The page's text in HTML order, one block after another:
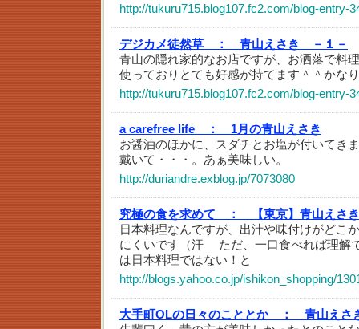
http://tukuru715.blog107.fc2.com/blog-entry-
デジカメ徒然草 ：
青山えさき －１－
青山の隠れ家的なお店ですが、お洒落で料
使っておりとても好感が持てます＾＾かな
http://tukuru715.blog107.fc2.com/blog-entry-
a carefree life ：
1月の青山えさき
お醤油のほかに、スダチとお塩が付いてき
戴いて・・・。あぁ美味しい。
http://duriandre.exblog.jp/7073080
究極の食を求めて ：
【東京】青山えさき
日本料理なんですが、出汁や味付けがどこ
にくいです（汗 ただ、一口食べれば理解
は日本料理ではない！と
http://blogs.yahoo.co.jp/ishikon_shopping/
大手町OLの日々のこととか ：
青山えさ